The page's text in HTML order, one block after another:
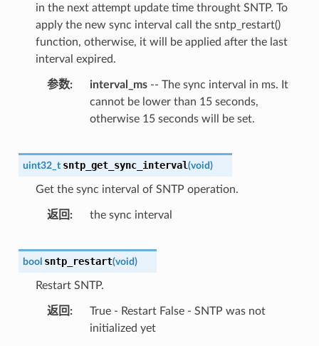
in the next attempt update time throught SNTP. To
apply the new sync interval call the sntp_restart()
function, otherwise, it will be applied after the last
interval expired.
参数 interval_ms-- The sync interval in ms. It
cannot be lower than 15 seconds,
otherwise 15 seconds will be set.
uint32_t sntp_get_sync_interval(void)
Get the sync interval of SNTP operation.
返回 the sync interval
bool sntp_restart(void)
Restart SNTP.
返回
True - Restart False - SNTP was not
initialized yet